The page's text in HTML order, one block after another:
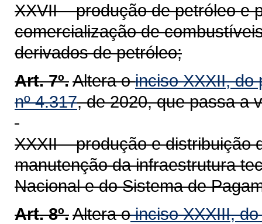
XXVII – produção de petróleo e
comercialização de
derivados de petróleo;
Art. 7º.Altera oinciso XXXII, do
nº 4.317, de 2020, que passa a
XXXII – produção e distribuição
manutenção da infraestrutura
Nacional e do Sistema de
Art. 8º.Altera oinciso XXXIII, do